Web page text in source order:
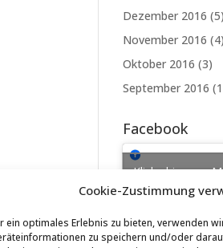
Cookie-Zustimmung
ein optimales Erlebnis zu bieten, verwenden
zu speichern und/oder
Dezember 2016 (5)
November 2016 (4)
Oktober 2016 (3)
September 2016
Facebook
Klicke hier, um
Cookies zu